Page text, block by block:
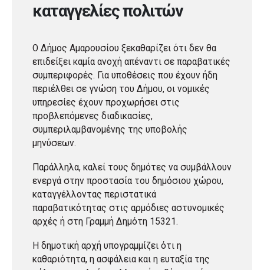
καταγγελίες πολιτών
Ο Δήμος Αμαρουσίου ξεκαθαρίζει ότι δεν θα
επιδείξει καμία ανοχή απέναντι σε παραβατικές
συμπεριφορές. Για υποθέσεις που έχουν ήδη
περιέλθει σε γνώση του Δήμου, οι νομικές
υπηρεσίες έχουν προχωρήσει στις
προβλεπόμενες διαδικασίες,
συμπεριλαμβανομένης της υποβολής
μηνύσεων.
Παράλληλα, καλεί τους δημότες να συμβάλλουν
ενεργά στην προστασία του δημόσιου χώρου,
καταγγέλλοντας περιστατικά
παραβατικότητας στις αρμόδιες αστυνομικές
αρχές ή στη Γραμμή Δημότη 15321.
Η δημοτική αρχή υπογραμμίζει ότι η
καθαριότητα, η ασφάλεια και η ευταξία της